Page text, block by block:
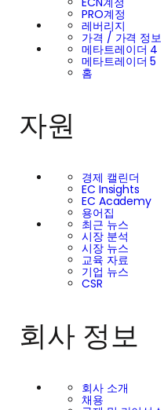
PRO계정
레버리지
가격 / 가격 정보
메타트레이더 4
메타트레이더 5
홈
자원
경제 캘린더
EC Insights
EC Academy
용어집
최근 뉴스
시장 분석
시장 뉴스
교육 자료
기업 뉴스
CSR
회사 정보
회사 소개
채용